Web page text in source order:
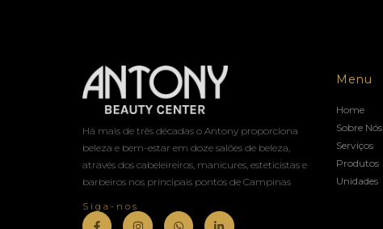
Há mais de três décadas o Antony proporciona
beleza e bem-estar em doze salões de beleza,
através dos cabeleireiros, manicures, esteticistas e
barbeiros nos principais pontos de Campinas
Siga-nos
Menu
Home
Sobre Nós
Serviços
Produtos
Unidades